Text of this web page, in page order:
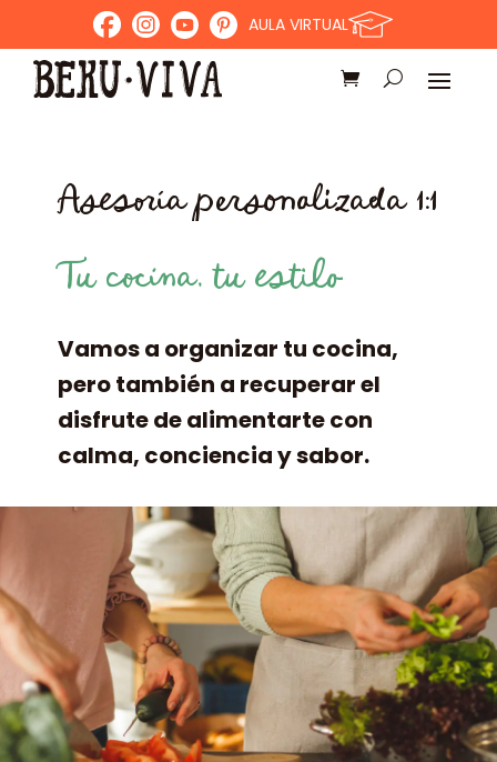
AULA VIRTUAL
Asesoría personalizada 1:1
Tu cocina, tu estilo
Vamos a organizar tu cocina,
pero también a recuperar el
disfrute de alimentarte con
calma, conciencia y sabor.